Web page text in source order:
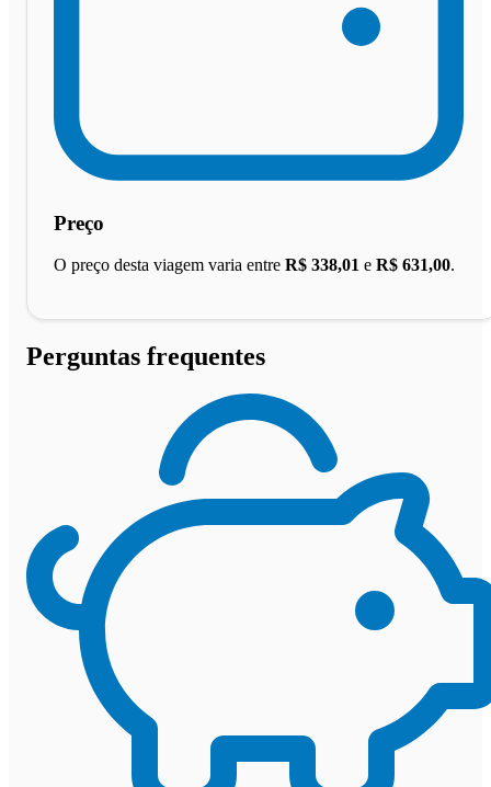
Preço
O preço desta viagem varia entre R$ 338,01 e R$ 631,00.
Perguntas frequentes